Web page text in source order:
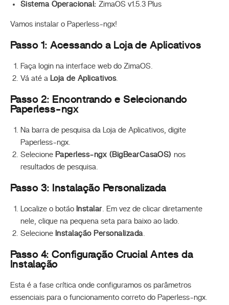
Sistema Operacional: ZimaOS v1.5.3 Plus
Vamos instalar o Paperless-ngx!
Passo 1: Acessando a Loja de Aplicativos
Faça login na interface web do ZimaOS.
Vá até a Loja de Aplicativos.
Passo 2: Encontrando e Selecionando
Paperless-ngx
Na barra de pesquisa da Loja de Aplicativos, digite
Paperless-ngx.
Selecione Paperless-ngx (BigBearCasaOS) nos
resultados de pesquisa.
Passo 3: Instalação Personalizada
Localize o botão Instalar. Em vez de clicar diretamente
nele, clique na pequena seta para baixo ao lado.
Selecione Instalação Personalizada.
Passo 4: Configuração Crucial Antes da
Instalação
Esta é a fase crítica onde configuramos os parâmetros
essenciais para o funcionamento correto do Paperless-ngx.